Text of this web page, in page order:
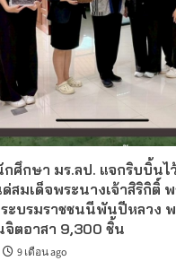
ศึกษา มร.ลป. แจกริบบิ้นไ
สมเด็จพระนางเจ้าสิริกิติ์
ะบรมราชชนนีพันปีหลวง
ตอาสา 9,300 ชิ้น
9 เดือน ago